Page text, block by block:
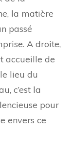
la matière
passé
A droite,
accueille de
lieu du
c’est la
pour
envers ce